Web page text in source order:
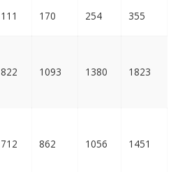
111 170 254 355
822 1093 1380 1823
712 862 1056 1451